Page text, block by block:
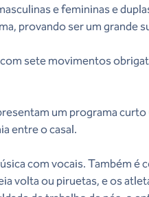
e femininas e
provando ser um grande
sete movimentos
um programa
entre o casal.
com vocais. Também
volta ou piruetas, e os